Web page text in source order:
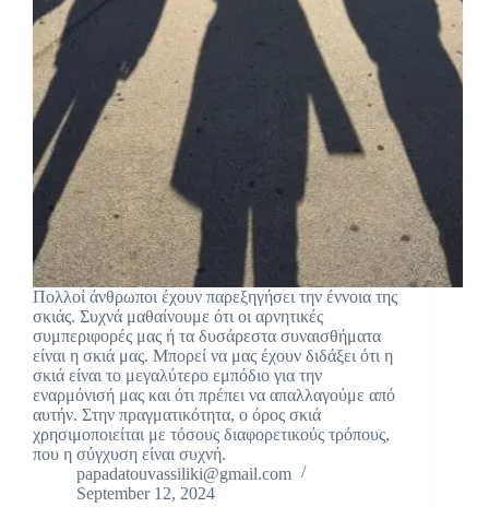
Πολλοί άνθρωποι έχουν παρεξηγήσει την έννοια της
σκιάς. Συχνά μαθαίνουμε ότι οι αρνητικές
συμπεριφορές μας ή τα δυσάρεστα συναισθήματα
είναι η σκιά μας. Μπορεί να μας έχουν διδάξει ότι η
σκιά είναι το μεγαλύτερο εμπόδιο για την
εναρμόνισή μας και ότι πρέπει να απαλλαγούμε από
αυτήν. Στην πραγματικότητα, ο όρος σκιά
χρησιμοποιείται με τόσους διαφορετικούς τρόπους,
που η σύγχυση είναι συχνή.
papadatouvassiliki@gmail.com
September 12, 2024